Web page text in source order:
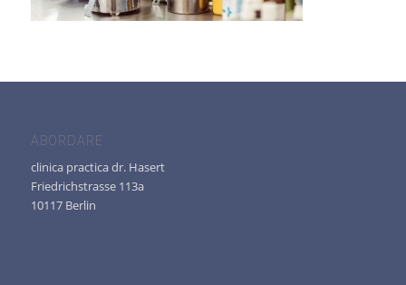
ABORDARE
clinica practica dr. Hasert
Friedrichstrasse 113a
10117 Berlin